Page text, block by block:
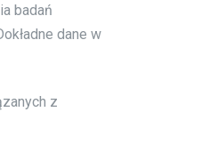
badań
dane w
z